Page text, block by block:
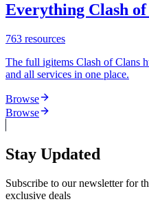
Everything Clash of
763 resources
The full igitems Clash of Clans
and all services in one place.
Browse
Browse
Stay Updated
Subscribe to our newsletter for
exclusive deals